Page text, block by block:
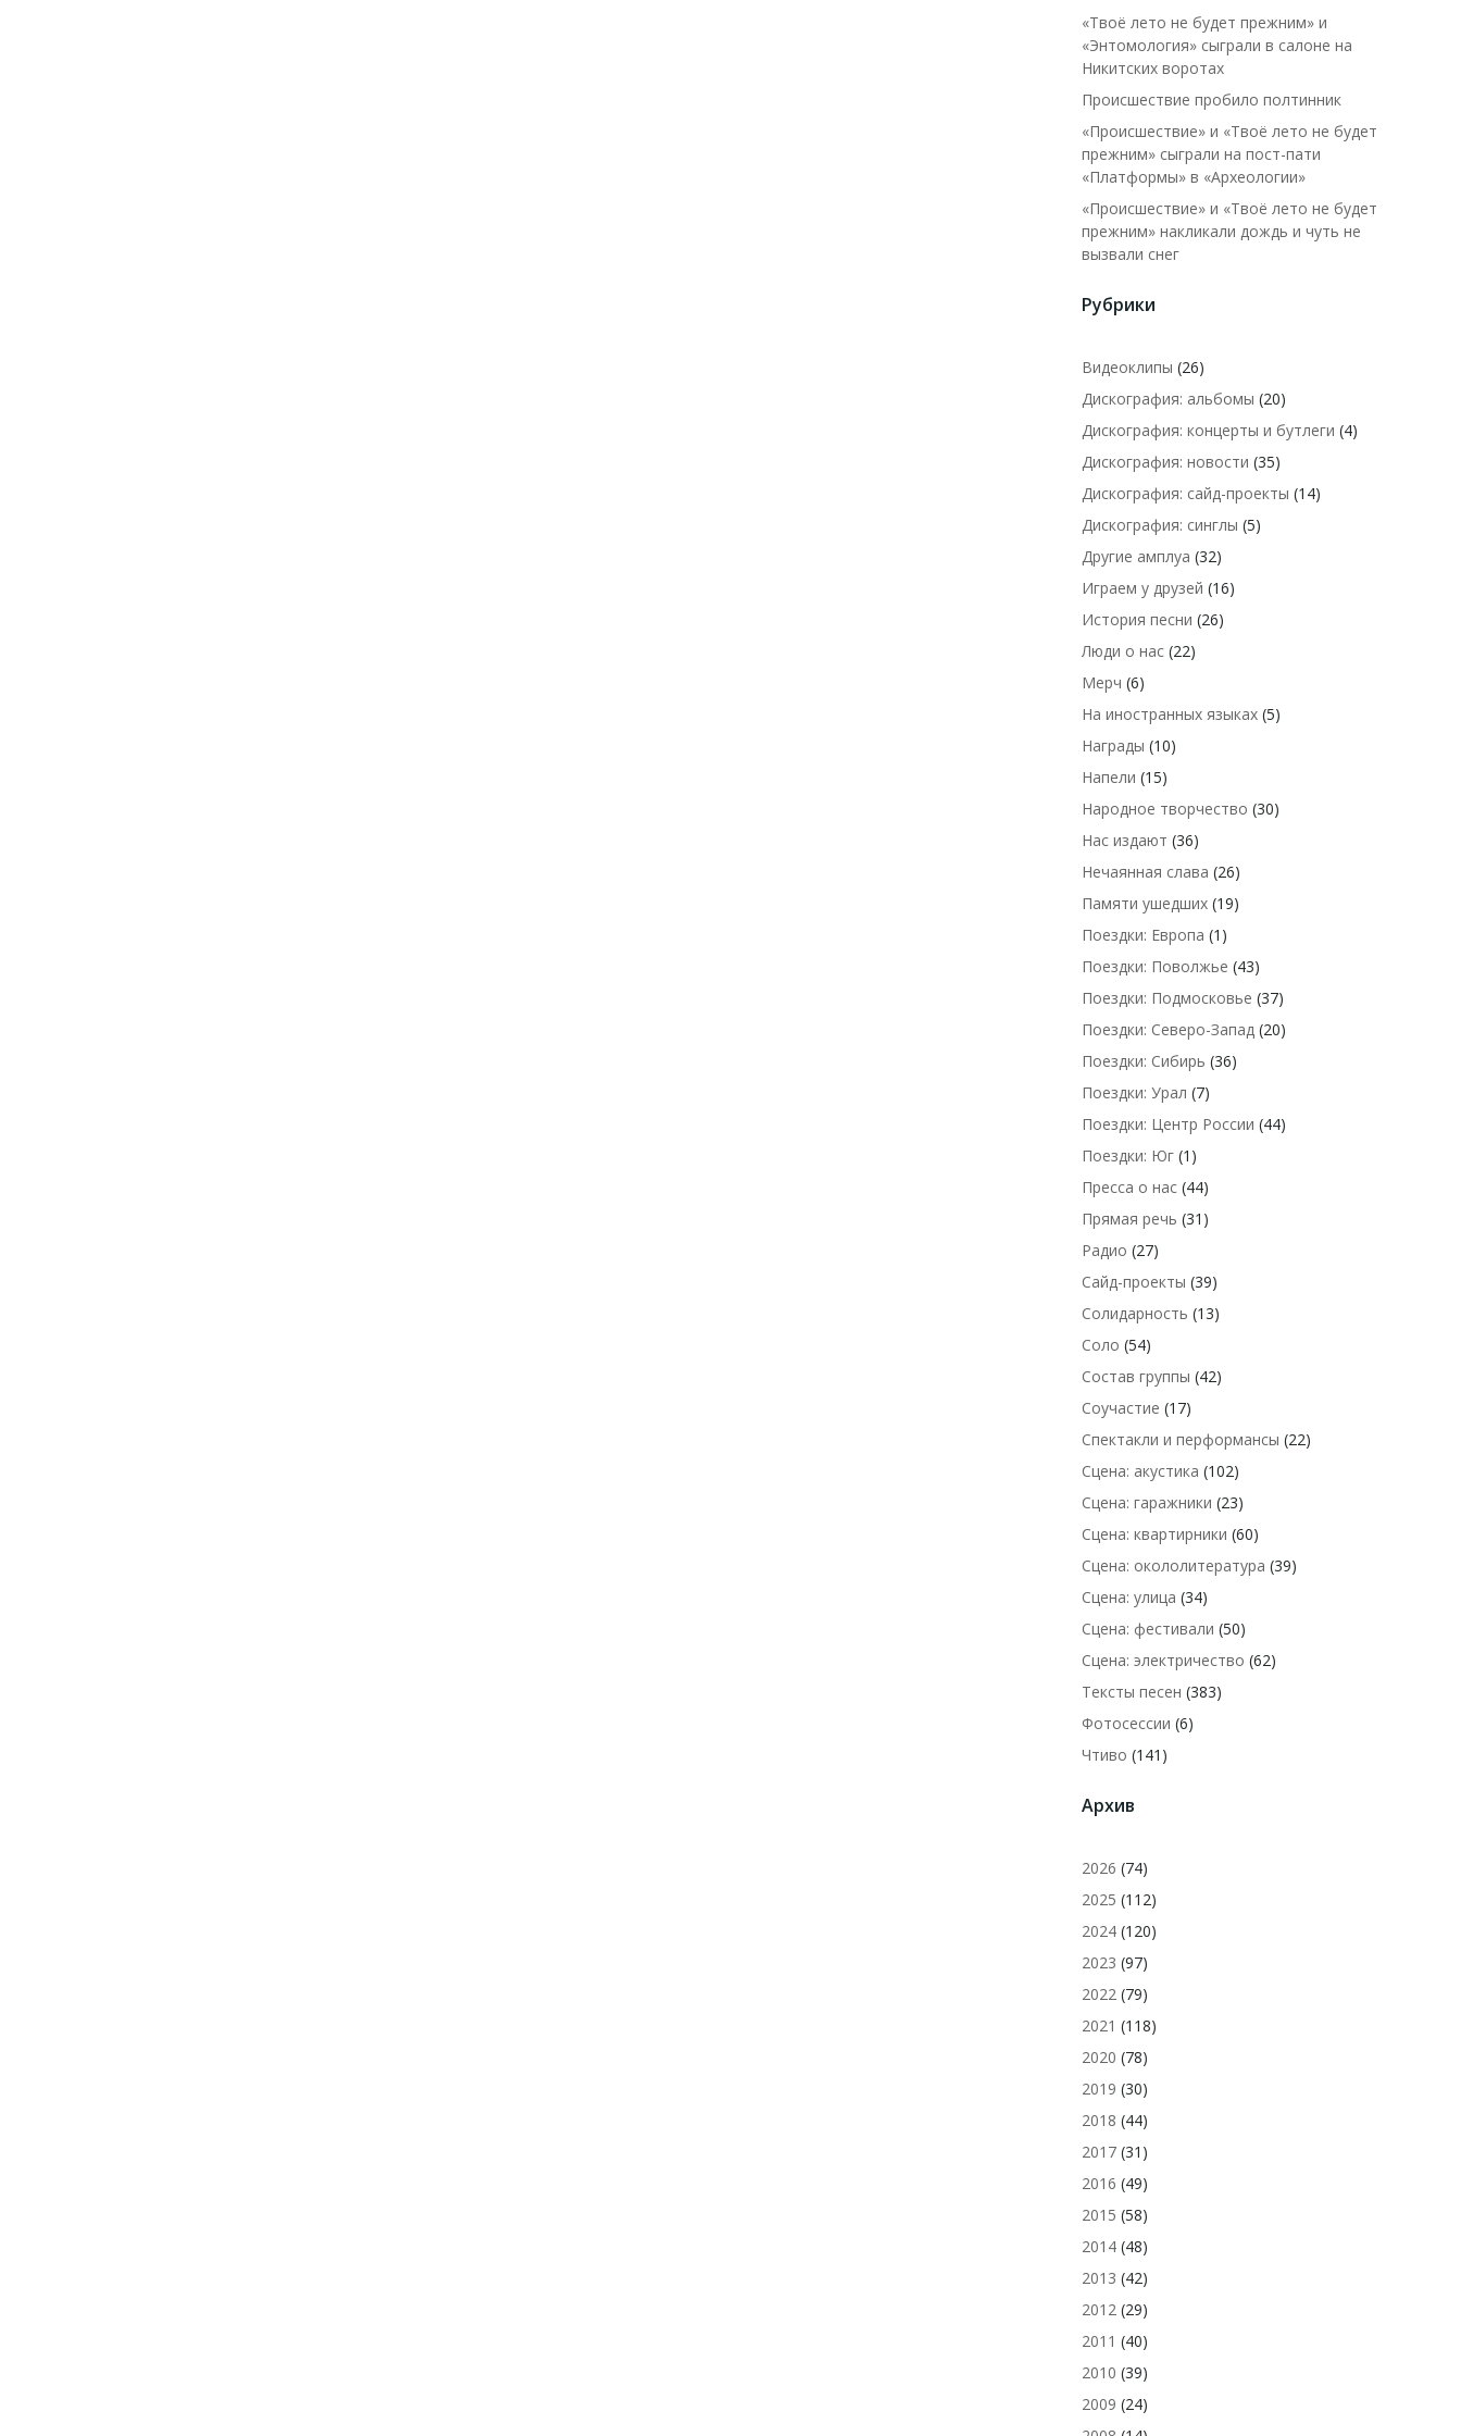
«Твоё лето не будет прежним» и
«Энтомология» сыграли в салоне на
Никитских воротах
Происшествие пробило полтинник
«Происшествие» и «Твоё лето не будет
прежним» сыграли на пост-пати
«Платформы» в «Археологии»
«Происшествие» и «Твоё лето не будет
прежним» накликали дождь и чуть не
вызвали снег
Рубрики
Видеоклипы (26)
Дискография: альбомы (20)
Дискография: концерты и бутлеги (4)
Дискография: новости (35)
Дискография: сайд-проекты (14)
Дискография: синглы (5)
Другие амплуа (32)
Играем у друзей (16)
История песни (26)
Люди о нас (22)
Мерч (6)
На иностранных языках (5)
Награды (10)
Напели (15)
Народное творчество (30)
Нас издают (36)
Нечаянная слава (26)
Памяти ушедших (19)
Поездки: Европа (1)
Поездки: Поволжье (43)
Поездки: Подмосковье (37)
Поездки: Северо-Запад (20)
Поездки: Сибирь (36)
Поездки: Урал (7)
Поездки: Центр России (44)
Поездки: Юг (1)
Пресса о нас (44)
Прямая речь (31)
Радио (27)
Сайд-проекты (39)
Солидарность (13)
Соло (54)
Состав группы (42)
Соучастие (17)
Спектакли и перформансы (22)
Сцена: акустика (102)
Сцена: гаражники (23)
Сцена: квартирники (60)
Сцена: окололитература (39)
Сцена: улица (34)
Сцена: фестивали (50)
Сцена: электричество (62)
Тексты песен (383)
Фотосессии (6)
Чтиво (141)
Архив
2026 (74)
2025 (112)
2024 (120)
2023 (97)
2022 (79)
2021 (118)
2020 (78)
2019 (30)
2018 (44)
2017 (31)
2016 (49)
2015 (58)
2014 (48)
2013 (42)
2012 (29)
2011 (40)
2010 (39)
2009 (24)